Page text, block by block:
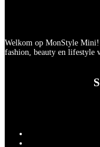
Welkom op MonStyle Mini!
fashion, beauty en lifestyle